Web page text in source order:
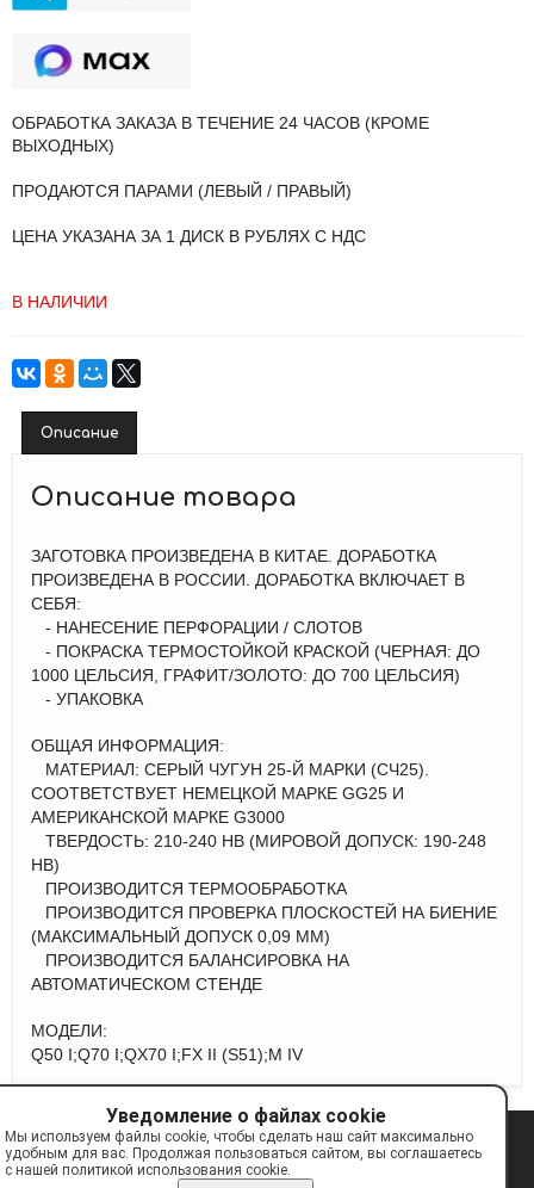
ОБРАБОТКА ЗАКАЗА В ТЕЧЕНИЕ 24 ЧАСОВ (КРОМЕ
ВЫХОДНЫХ)
ПРОДАЮТСЯ ПАРАМИ (ЛЕВЫЙ / ПРАВЫЙ)
ЦЕНА УКАЗАНА ЗА 1 ДИСК В РУБЛЯХ С НДС
В НАЛИЧИИ
Описание
Описание товара
ЗАГОТОВКА ПРОИЗВЕДЕНА В КИТАЕ. ДОРАБОТКА
ПРОИЗВЕДЕНА В РОССИИ. ДОРАБОТКА ВКЛЮЧАЕТ В
СЕБЯ:
- НАНЕСЕНИЕ ПЕРФОРАЦИИ / СЛОТОВ
- ПОКРАСКА ТЕРМОСТОЙКОЙ КРАСКОЙ (ЧЕРНАЯ: ДО
1000 ЦЕЛЬСИЯ, ГРАФИТ/ЗОЛОТО: ДО 700 ЦЕЛЬСИЯ)
- УПАКОВКА
ОБЩАЯ ИНФОРМАЦИЯ:
МАТЕРИАЛ: СЕРЫЙ ЧУГУН 25-Й МАРКИ (СЧ25).
СООТВЕТСТВУЕТ НЕМЕЦКОЙ МАРКЕ GG25 И
АМЕРИКАНСКОЙ МАРКЕ G3000
ТВЕРДОСТЬ: 210-240 НВ (МИРОВОЙ ДОПУСК: 190-248
НВ)
ПРОИЗВОДИТСЯ ТЕРМООБРАБОТКА
ПРОИЗВОДИТСЯ ПРОВЕРКА ПЛОСКОСТЕЙ НА БИЕНИЕ
(МАКСИМАЛЬНЫЙ ДОПУСК 0,09 ММ)
ПРОИЗВОДИТСЯ БАЛАНСИРОВКА НА
АВТОМАТИЧЕСКОМ СТЕНДЕ
МОДЕЛИ:
Q50 I;Q70 I;QX70 I;FX II (S51);M IV
© 2017—2026 TAYGA info@tayga.parts
Сделано на платформе
Уведомление о файлах cookie
Мы используем файлы cookie, чтобы сделать наш сайт максимально
удобным для вас. Продолжая пользоваться сайтом, вы соглашаетесь
с нашей политикой использования cookie.